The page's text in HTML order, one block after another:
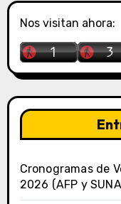
Nos visitan ahora:
Cronogramas de
2026 (AFP y